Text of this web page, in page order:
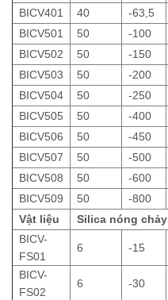
BICV401
40 -63,5
BICV501
50 -100
BICV502
50 -150
BICV503
50 -200
BICV504
50 -250
BICV505
50 -400
BICV506
50 -450
BICV507
50 -500
BICV508
50 -600
BICV509
50 -800
Vật liệu
Silica nóng chảy
BICV-
FS01
6 -15
BICV-
FS02
6 -30